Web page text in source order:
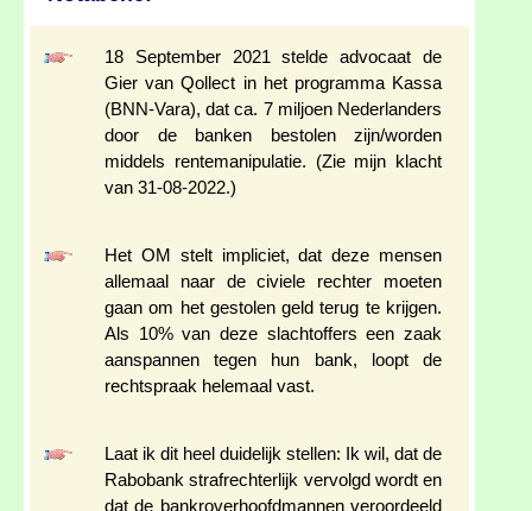
18 September 2021 stelde advocaat de
Gier van Qollect in het programma Kassa
(BNN-Vara), dat ca. 7 miljoen Nederlanders
door de banken bestolen zijn/worden
middels rentemanipulatie. (Zie mijn klacht
van 31-08-2022.)
Het OM stelt impliciet, dat deze mensen
allemaal naar de civiele rechter moeten
gaan om het gestolen geld terug te krijgen.
Als 10% van deze slachtoffers een zaak
aanspannen tegen hun bank, loopt de
rechtspraak helemaal vast.
Laat ik dit heel duidelijk stellen: Ik wil, dat de
Rabobank strafrechterlijk vervolgd wordt en
dat de bankroverhoofdmannen veroordeeld